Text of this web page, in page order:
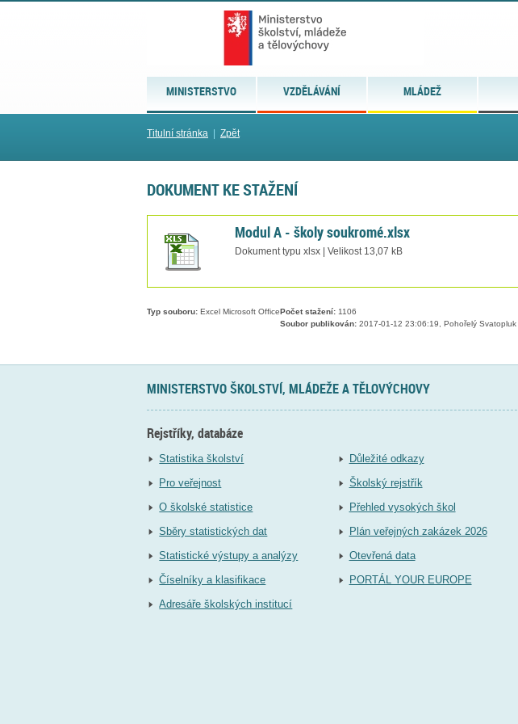
MINISTERSTVO VZDĚLÁVÁNÍ MLÁDEŽ
Titulní stránka Zpět
DOKUMENT KE STAŽENÍ
Modul A - školy soukromé.xlsx
Dokument typu xlsx | Velikost 13,07 kB
Typ souboru: Excel Microsoft Office Počet stažení: 1106
Soubor publikován: 2017-01-12 23:06:19, Pohořelý Svatopluk
MINISTERSTVO ŠKOLSTVÍ, MLÁDEŽE A TĚLOVÝCHOVY
Rejstříky, databáze
Statistika školství
Pro veřejnost
O školské statistice
Sběry statistických dat
Statistické výstupy a analýzy
Číselníky a klasifikace
Adresáře školských institucí
Důležité odkazy
Školský rejstřík
Přehled vysokých škol
Plán veřejných zakázek 2026
Otevřená data
PORTÁL YOUR EUROPE